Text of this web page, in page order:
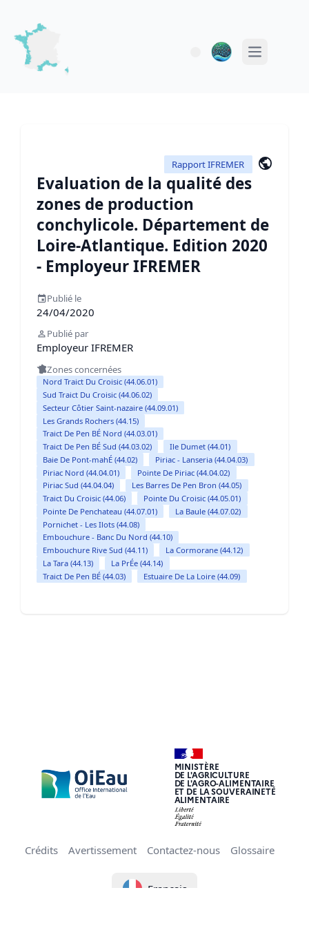
Open main
Evaluation de la qualité des
zones de production
conchylicole. Département de
Loire-Atlantique. Edition 2020
- Employeur IFREMER
Rapport IFREMER
Publié le
24/04/2020
Publié par
Employeur IFREMER
Zones concernées
Nord Traict Du Croisic (44.06.01)
Sud Traict Du Croisic (44.06.02)
Secteur Côtier Saint-nazaire (44.09.01)
Les Grands Rochers (44.15)
Traict De Pen BÉ Nord (44.03.01)
Traict De Pen BÉ Sud (44.03.02)
Ile Dumet (44.01)
Baie De Pont-mahÉ (44.02)
Piriac - Lanseria (44.04.03)
Piriac Nord (44.04.01)
Pointe De Piriac (44.04.02)
Piriac Sud (44.04.04)
Les Barres De Pen Bron (44.05)
Traict Du Croisic (44.06)
Pointe Du Croisic (44.05.01)
Pointe De Penchateau (44.07.01)
La Baule (44.07.02)
Pornichet - Les Ilots (44.08)
Embouchure - Banc Du Nord (44.10)
Embouchure Rive Sud (44.11)
La Cormorane (44.12)
La Tara (44.13)
La PrÉe (44.14)
Traict De Pen BÉ (44.03)
Estuaire De La Loire (44.09)
MINISTÈRE
DE L'AGRICULTURE
DE L'AGRO-ALIMENTAIRE
ET DE LA SOUVERAINETÉ
ALIMENTAIRE
Crédits Avertissement Contactez-nous Glossaire
Français